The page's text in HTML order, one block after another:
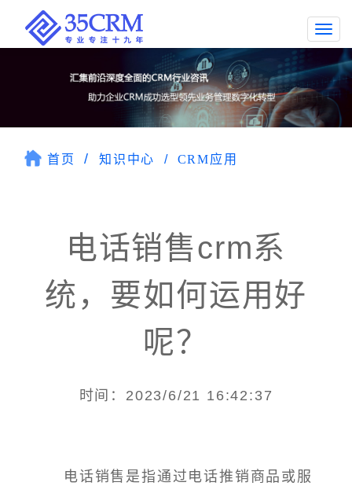
首页 知识中心 CRM应用
电话销售crm系
统，要如何运用好
呢？
时间：2023/6/21 16:42:37
电话销售是指通过电话推销商品或服